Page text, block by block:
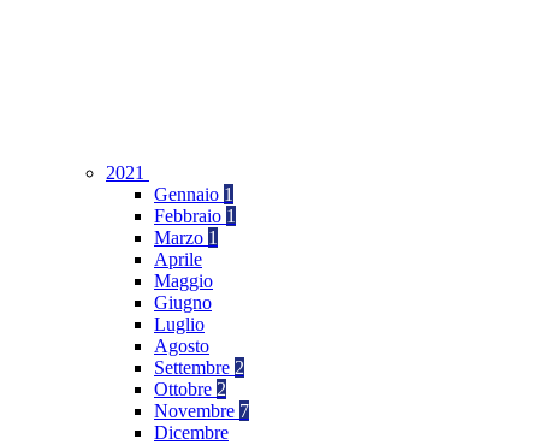
2021
Gennaio 1
Febbraio 1
Marzo 1
Aprile
Maggio
Giugno
Luglio
Agosto
Settembre 2
Ottobre 2
Novembre 7
Dicembre